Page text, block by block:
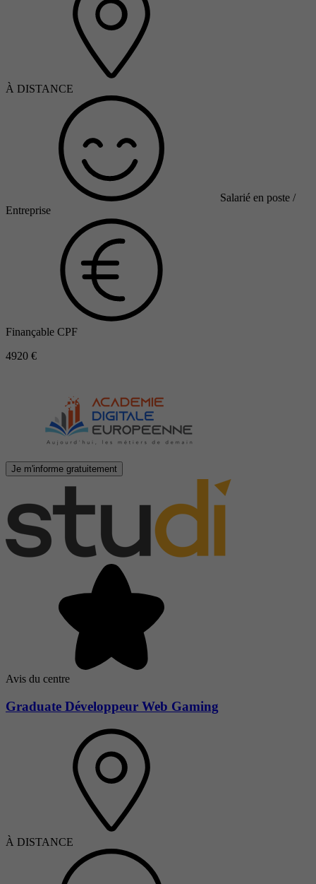
À DISTANCE
Salarié en poste /
Entreprise
Finançable CPF
4920 €
Je m'informe gratuitement
Avis du centre
Graduate Développeur Web Gaming
À DISTANCE